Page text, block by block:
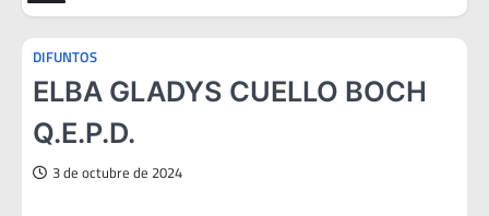
DIFUNTOS
ELBA GLADYS CUELLO BOCH
Q.E.P.D.
3 de octubre de 2024